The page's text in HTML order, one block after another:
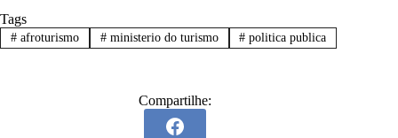
Tags
#afroturismo #ministerio do turismo # politica publica
Compartilhe: